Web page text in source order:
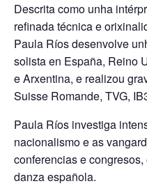
Descrita como unha
refinada técnica e
Paula Ríos desenvolve
solista en España, Reino
e Arxentina, e realizou
Suisse Romande, TVG,
Paula Ríos investiga
nacionalismo e as
conferencias e
danza española.